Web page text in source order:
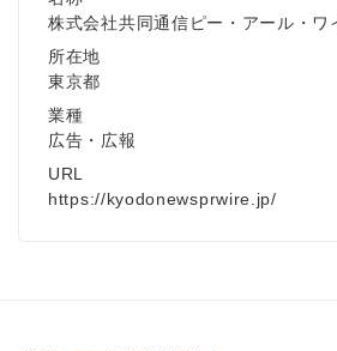
株式会社共同通信ピー・アール・ワ
所在地
東京都
業種
広告・広報
URL
https://kyodonewsprwire.jp/